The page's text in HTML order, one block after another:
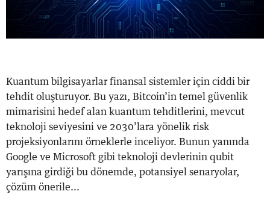
Kuantum bilgisayarlar finansal sistemler için ciddi bir
tehdit oluşturuyor. Bu yazı, Bitcoin’in temel güvenlik
mimarisini hedef alan kuantum tehditlerini, mevcut
teknoloji seviyesini ve 2030’lara yönelik risk
projeksiyonlarını örneklerle inceliyor. Bunun yanında
Google ve Microsoft gibi teknoloji devlerinin qubit
yarışına girdiği bu dönemde, potansiyel senaryolar,
çözüm önerile...